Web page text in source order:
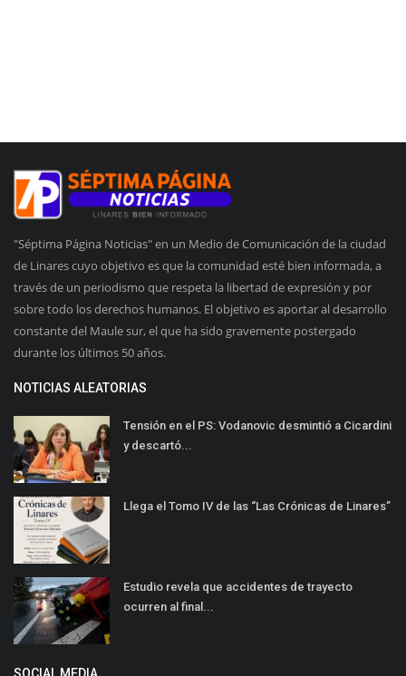
"Séptima Página Noticias" en un Medio de Comunicación de la ciudad
de Linares cuyo objetivo es que la comunidad esté bien informada, a
través de un periodismo que respeta la libertad de expresión y por
sobre todo los derechos humanos. El objetivo es aportar al desarrollo
constante del Maule sur, el que ha sido gravemente postergado
durante los últimos 50 años.
NOTICIAS ALEATORIAS
Tensión en el PS: Vodanovic desmintió a Cicardini
y descartó...
Llega el Tomo IV de las “Las Crónicas de Linares”
Estudio revela que accidentes de trayecto
ocurren al final...
SOCIAL MEDIA